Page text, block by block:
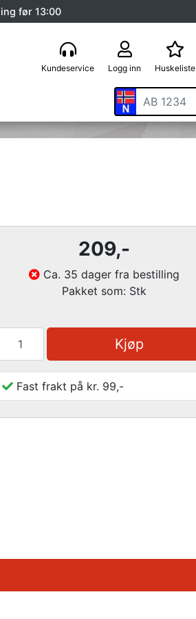
før 13:00
Kundeservice Logg inn Huskeliste
209,-
Ca. 35 dager fra bestilling
Pakket som: Stk
Kjøp
Fast frakt på kr. 99,-